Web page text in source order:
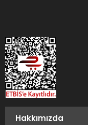
Hakkımızda